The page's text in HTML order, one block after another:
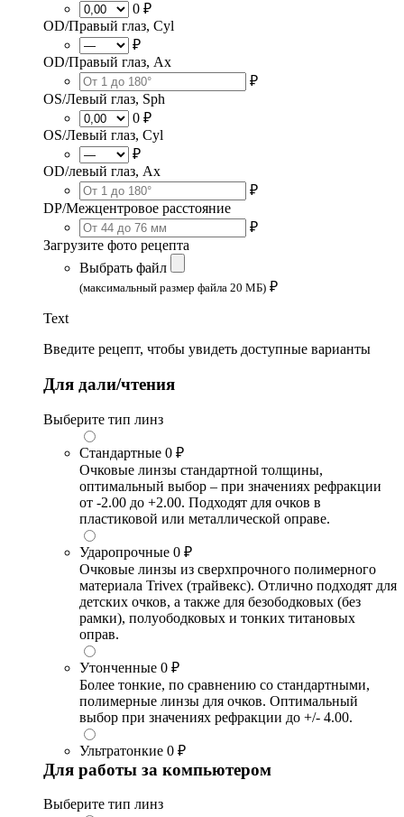
0 ₽
OD/Правый глаз, Cyl
₽
OD/Правый глаз, Ax
₽
OS/Левый глаз, Sph
0 ₽
OS/Левый глаз, Cyl
₽
OD/левый глаз, Ax
₽
DP/Межцентровое расстояние
₽
Загрузите фото рецепта
Выбрать файл
(максимальный размер файла 20 МБ) ₽
Text
Введите рецепт, чтобы увидеть доступные варианты
Для дали/чтения
Выберите тип линз
Стандартные 0 ₽
Очковые линзы стандартной толщины,
оптимальный выбор – при значениях рефракции
от -2.00 до +2.00. Подходят для очков в
пластиковой или металлической оправе.
Ударопрочные 0 ₽
Очковые линзы из сверхпрочного полимерного
материала Trivex (трайвекс). Отлично подходят для
детских очков, а также для безободковых (без
рамки), полуободковых и тонких титановых
оправ.
Утонченные 0 ₽
Более тонкие, по сравнению со стандартными,
полимерные линзы для очков. Оптимальный
выбор при значениях рефракции до +/- 4.00.
Ультратонкие 0 ₽
Для работы за компьютером
Выберите тип линз